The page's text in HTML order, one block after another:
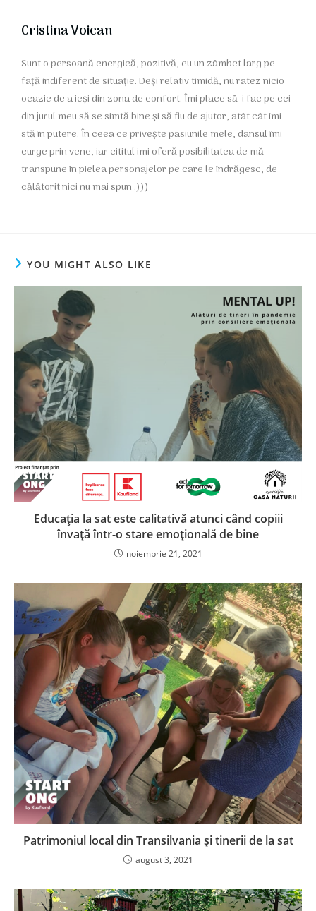
Cristina Voican
Sunt o persoană energică, pozitivă, cu un zâmbet larg pe
față indiferent de situație. Deși relativ timidă, nu ratez nicio
ocazie de a ieși din zona de confort. Îmi place să-i fac pe cei
din jurul meu să se simtă bine și să fiu de ajutor, atât cât îmi
stă în putere. În ceea ce privește pasiunile mele, dansul îmi
curge prin vene, iar cititul imi oferă posibilitatea de mă
transpune în pielea personajelor pe care le îndrăgesc, de
călătorit nici nu mai spun :)))
YOU MIGHT ALSO LIKE
Educația la sat este calitativă atunci când copiii
învață într-o stare emoțională de bine
noiembrie 21, 2021
Patrimoniul local din Transilvania și tinerii de la sat
august 3, 2021